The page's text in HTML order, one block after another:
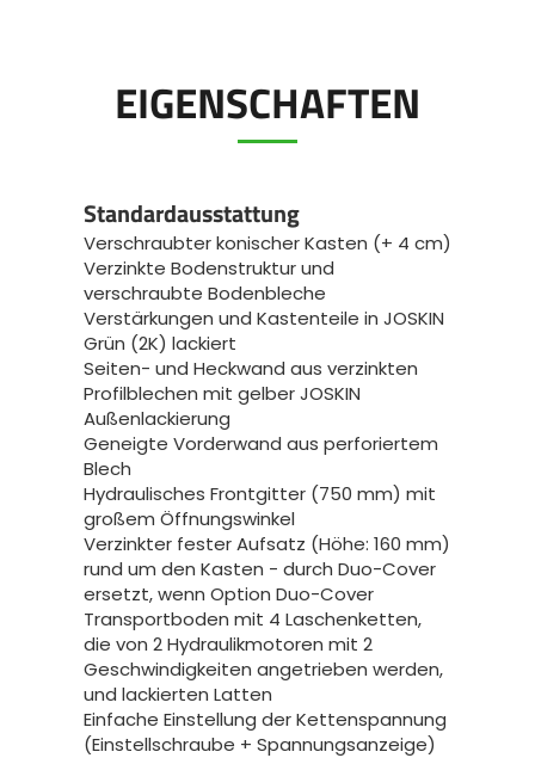
EIGENSCHAFTEN
Standardausstattung
Verschraubter konischer Kasten (+ 4 cm)
Verzinkte Bodenstruktur und
verschraubte Bodenbleche
Verstärkungen und Kastenteile in JOSKIN
Grün (2K) lackiert
Seiten- und Heckwand aus verzinkten
Profilblechen mit gelber JOSKIN
Außenlackierung
Geneigte Vorderwand aus perforiertem
Blech
Hydraulisches Frontgitter (750 mm) mit
großem Öffnungswinkel
Verzinkter fester Aufsatz (Höhe: 160 mm)
rund um den Kasten - durch Duo-Cover
ersetzt, wenn Option Duo-Cover
Transportboden mit 4 Laschenketten,
die von 2 Hydraulikmotoren mit 2
Geschwindigkeiten angetrieben werden,
und lackierten Latten
Einfache Einstellung der Kettenspannung
(Einstellschraube + Spannungsanzeige)